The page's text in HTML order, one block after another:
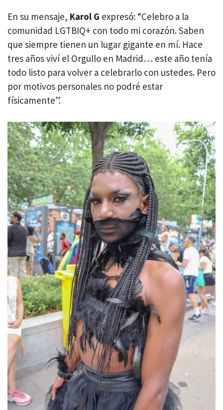
En su mensaje, Karol G expresó: “Celebro a la
comunidad LGTBIQ+ con todo mi corazón. Saben
que siempre tienen un lugar gigante en mí. Hace
tres años viví el Orgullo en Madrid… este año tenía
todo listo para volver a celebrarlo con ustedes. Pero
por motivos personales no podré estar
físicamente”.